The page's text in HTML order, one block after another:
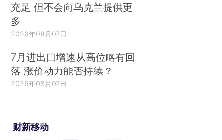
充足 但不会向乌克兰提供更
多
2026年08月07日
7月进出口增速从高位略有回
落 涨价动力能否持续？
2026年08月07日
财新移动